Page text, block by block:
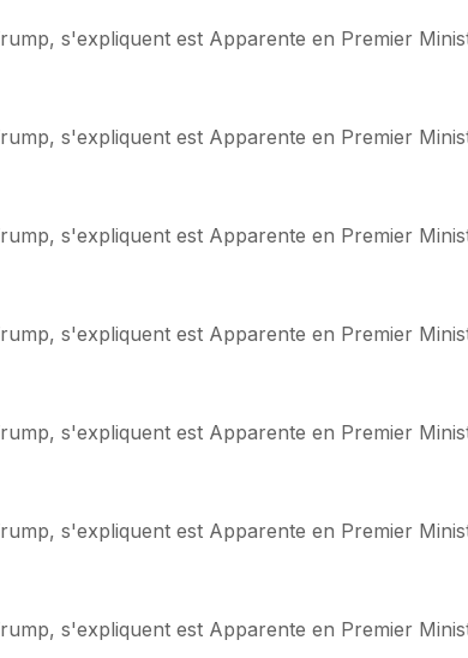
s'expliquent est Apparente en Premier
s'expliquent est Apparente en Premier
s'expliquent est Apparente en Premier
s'expliquent est Apparente en Premier
s'expliquent est Apparente en Premier
s'expliquent est Apparente en Premier
s'expliquent est Apparente en Premier